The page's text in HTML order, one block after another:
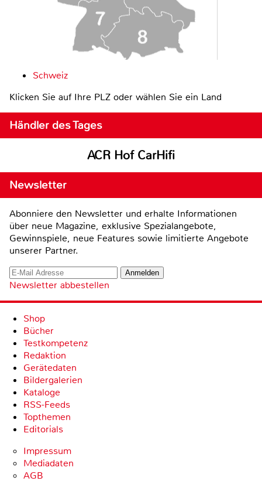
Schweiz
Klicken Sie auf Ihre PLZ oder wählen Sie ein Land
Händler des Tages
ACR Hof CarHifi
Newsletter
Abonniere den Newsletter und erhalte Informationen
über neue Magazine, exklusive Spezialangebote,
Gewinnspiele, neue Features sowie limitierte Angebote
unserer Partner.
Newsletter abbestellen
Shop
Bücher
Testkompetenz
Redaktion
Gerätedaten
Bildergalerien
Kataloge
RSS-Feeds
Topthemen
Editorials
Impressum
Mediadaten
AGB